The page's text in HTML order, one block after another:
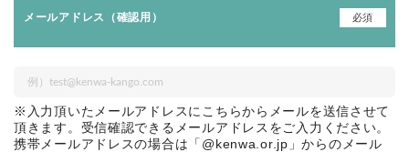
メールアドレス（確認用） 必須
※入力頂いたメールアドレスにこちらからメールを送信させて
頂きます。受信確認できるメールアドレスをご入力ください。
携帯メールアドレスの場合は「@kenwa.or.jp」からのメール